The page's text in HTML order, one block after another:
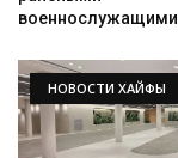
военнослужащими
НОВОСТИ ХАЙФЫ